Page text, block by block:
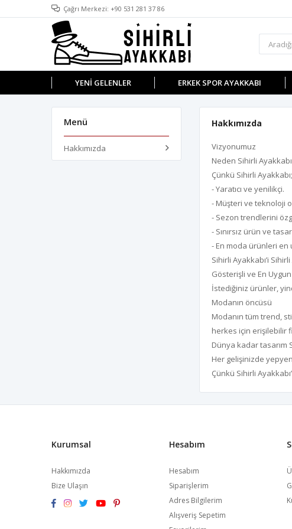
Çağrı Merkezi: +90 531 281 37 86
YENI GELENLER ERKEK SPOR AYAKKABI
Menü
Hakkımızda
Hakkımızda
Vizyonumuz
Neden Sihirli
Çünkü Sihirli Ayakkabı;
- Yaratıcı ve yenilikçi.
- Müşteri ve teknoloji
- Sezon trendlerini
- Sınırsız ürün ve
- En moda ürünleri
Sihirli Ayakkabı’i
Gösterişli ve En
İstediğiniz ürünler,
Modanın öncüsü
Modanın tüm trend,
herkes için erişilebilir
Dünya kadar tasarım
Her gelişinizde
Çünkü Sihirli
Kurumsal
Hakkımızda
Bize Ulaşın
Hesabım
Hesabım
Siparişlerim
Adres Bilgilerim
Alışveriş Sepetim